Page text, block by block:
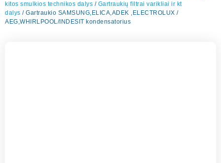
kitos smulkios technikos dalys / Gartraukių filtrai varikliai ir kt
dalys / Gartraukio SAMSUNG,ELICA,ADEK ,ELECTROLUX /
AEG,WHIRLPOOL/INDESIT kondensatorius